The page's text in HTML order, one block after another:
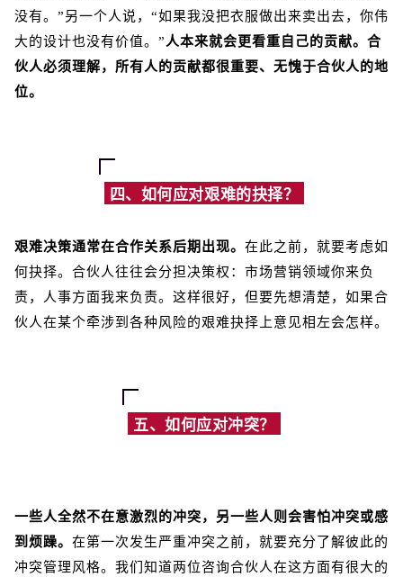
没有。”另一个人说，“如果我没把衣服做出来卖出去，你伟
大的设计也没有价值。”人本来就会更看重自己的贡献。合
伙人必须理解，所有人的贡献都很重要、无愧于合伙人的地
位。
四、如何应对艰难的抉择？
艰难决策通常在合作关系后期出现。 在此之前，就要考虑如
何抉择。合伙人往往会分担决策权：市场营销领域你来负
责，人事方面我来负责。这样很好，但要先想清楚，如果合
伙人在某个牵涉到各种风险的艰难抉择上意见相左会怎样。
五、如何应对冲突？
一些人全然不在意激烈的冲突，另一些人则会害怕冲突或感
到烦躁。 在第一次发生严重冲突之前，就要充分了解彼此的
冲突管理风格。我们知道两位咨询合伙人在这方面有很大的